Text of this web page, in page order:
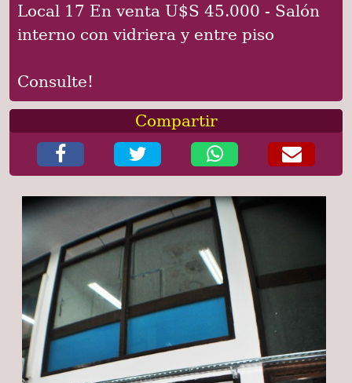
Local 17 En venta U$S 45.000 - Salón
interno con vidriera y entre piso
Consulte!
Compartir